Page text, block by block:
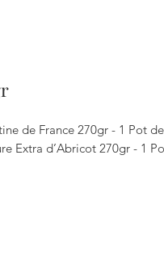
de France 270gr - 1 Pot
Extra d’Abricot 270gr - 1